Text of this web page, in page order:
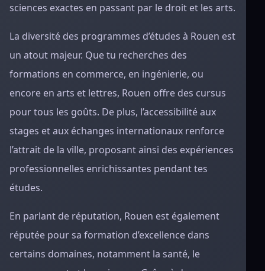
sciences exactes en passant par le droit et les arts.
La diversité des programmes d’études à Rouen est
un atout majeur. Que tu recherches des
formations en commerce, en ingénierie, ou
encore en arts et lettres, Rouen offre des cursus
pour tous les goûts. De plus, l’accessibilité aux
stages et aux échanges internationaux renforce
l’attrait de la ville, proposant ainsi des expériences
professionnelles enrichissantes pendant tes
études.
En parlant de réputation, Rouen est également
réputée pour sa formation d’excellence dans
certains domaines, notamment la santé, le